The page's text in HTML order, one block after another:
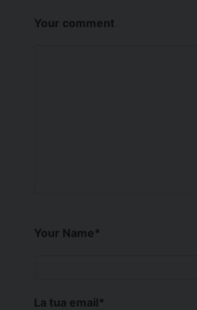
Your comment
Your Name*
La tua email*